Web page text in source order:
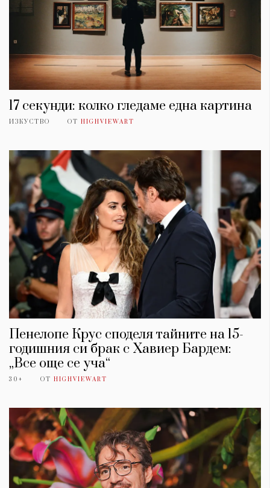
17 секунди: колко гледаме една картина
ИЗКУСТВО ОТ HIGHVIEWART
Пенелопе Крус споделя тайните на 15-
годишния си брак с Хавиер Бардем:
„Все още се уча“
30+ ОТ HIGHVIEWART